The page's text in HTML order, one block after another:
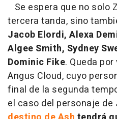
Se espera que no solo
tercera tanda, sino
Jacob Elordi, Alexa
Algee Smith, Sydney
Dominic Fike. Queda
Angus Cloud, cuyo
final de la segunda
el caso del personaje de